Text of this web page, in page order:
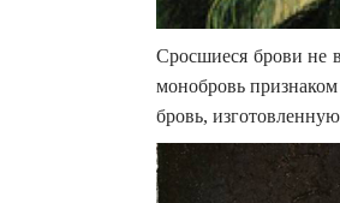
Сросшиеся брови не
монобровь
бровь,